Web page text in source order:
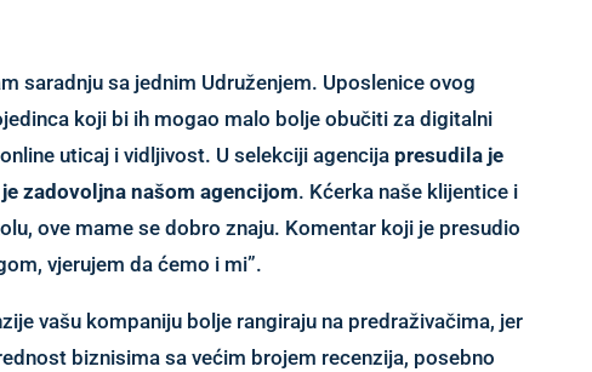
saradnju sa jednim Udruženjem. Uposlenice ovog
koji bi ih mogao malo bolje obučiti za digitalni
uticaj i vidljivost. U selekciji agencija presudila je
zadovoljna našom agencijom. Kćerka naše klijentice i
ove mame se dobro znaju. Komentar koji je presudio
vjerujem da ćemo i mi”.
vašu kompaniju bolje rangiraju na predraživačima, jer
biznisima sa većim brojem recenzija, posebno